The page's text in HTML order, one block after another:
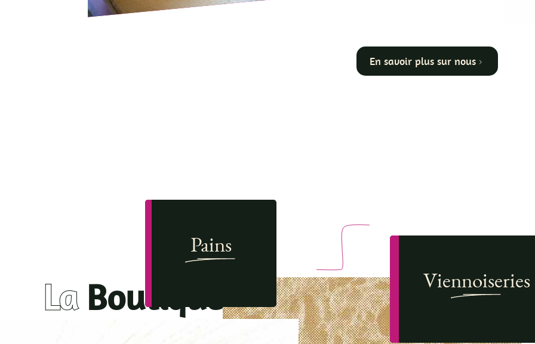
vendredis
1 et 8
En savoir plus sur nous
La Boutique
Pains
Viennoiseries